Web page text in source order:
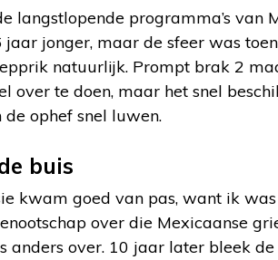
langstlopende programma’s van
jaar jonger, maar de sfeer was
natuurlijk. Prompt brak 2
over te doen, maar het snel
de ophef snel luwen.
buis
kwam goed van pas, want ik
over die Mexicaanse
anders over. 10 jaar later bleek